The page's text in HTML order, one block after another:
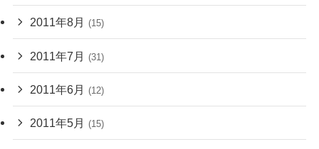
2011年8月 (15)
2011年7月 (31)
2011年6月 (12)
2011年5月 (15)